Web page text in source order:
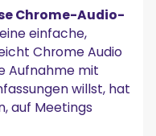
Chrome-Audio-
einfache,
Chrome Audio
Aufnahme mit
willst, hat
auf Meetings